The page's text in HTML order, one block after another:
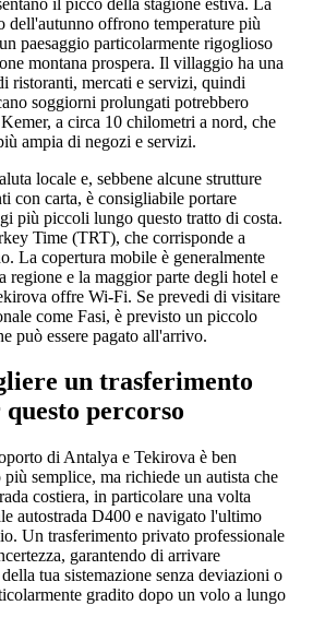
dell'autunno offrono temperature più
paesaggio particolarmente rigoglioso
montana prospera. Il villaggio ha una
ristoranti, mercati e servizi, quindi
soggiorni prolungati potrebbero
a circa 10 chilometri a nord, che
ampia di negozi e servizi.
locale e, sebbene alcune strutture
con carta, è consigliabile portare
più piccoli lungo questo tratto di costa.
Time (TRT), che corrisponde a
La copertura mobile è generalmente
regione e la maggior parte degli hotel e
offre Wi-Fi. Se prevedi di visitare
come Fasi, è previsto un piccolo
può essere pagato all'arrivo.
un trasferimento
percorso
di Antalya e Tekirova è ben
più semplice, ma richiede un autista che
costiera, in particolare una volta
autostrada D400 e navigato l'ultimo
Un trasferimento privato professionale
garantendo di arrivare
tua sistemazione senza deviazioni o
gradito dopo un volo a lungo